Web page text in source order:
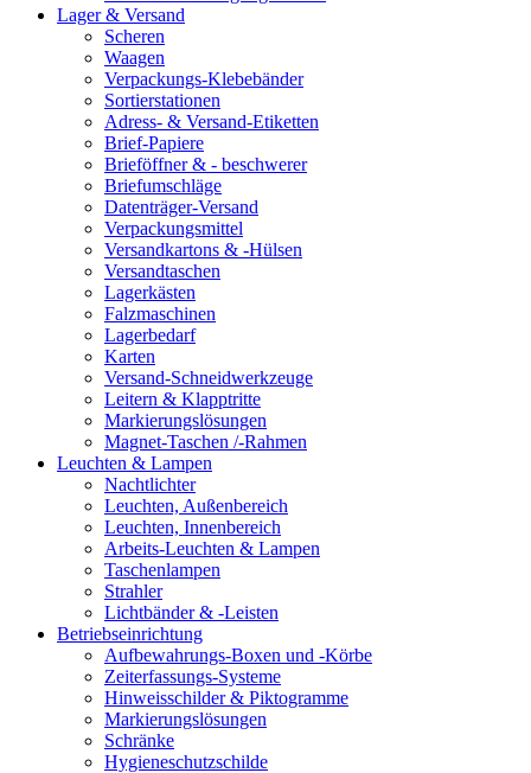
Lager & Versand
Scheren
Waagen
Verpackungs-Klebebänder
Sortierstationen
Adress- & Versand-Etiketten
Brief-Papiere
Brieföffner & - beschwerer
Briefumschläge
Datenträger-Versand
Verpackungsmittel
Versandkartons & -Hülsen
Versandtaschen
Lagerkästen
Falzmaschinen
Lagerbedarf
Karten
Versand-Schneidwerkzeuge
Leitern & Klapptritte
Markierungslösungen
Magnet-Taschen /-Rahmen
Leuchten & Lampen
Nachtlichter
Leuchten, Außenbereich
Leuchten, Innenbereich
Arbeits-Leuchten & Lampen
Taschenlampen
Strahler
Lichtbänder & -Leisten
Betriebseinrichtung
Aufbewahrungs-Boxen und -Körbe
Zeiterfassungs-Systeme
Hinweisschilder & Piktogramme
Markierungslösungen
Schränke
Hygieneschutzschilde